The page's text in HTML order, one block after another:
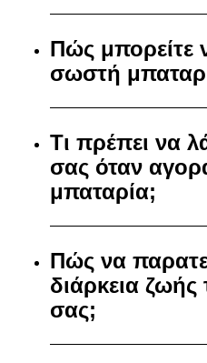
Πώς μπορείτε
σωστή
Τι πρέπει να
σας όταν
μπαταρία;
Πώς να
διάρκεια
σας;